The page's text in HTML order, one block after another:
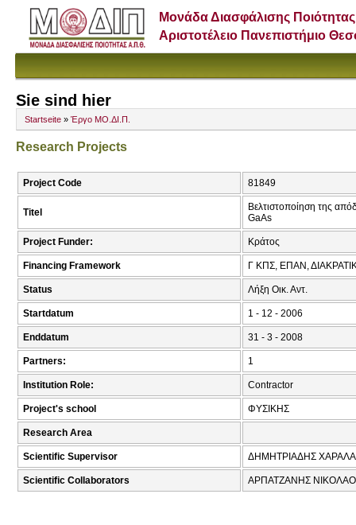
Μονάδα Διασφάλισης Ποιότητας
Αριστοτέλειο Πανεπιστήμιο
Sie sind hier
Startseite » Έργο ΜΟ.ΔΙ.Π.
Research Projects
Project Code 81849
Titel
Βελτιστοποίηση της
GaAs
Project Funder: Κράτος
Financing Framework Γ ΚΠΣ, ΕΠΑΝ,
Status Λήξη Οικ. Αντ.
Startdatum 1 - 12 - 2006
Enddatum 31 - 3 - 2008
Partners: 1
Institution Role: Contractor
Project's school ΦΥΣΙΚΗΣ
Research Area
Scientific Supervisor ΔΗΜΗΤΡΙΑΔΗΣ
Scientific Collaborators ΑΡΠΑΤΖΑΝΗΣ